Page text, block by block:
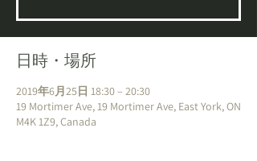
日時・場所
2019年6月25日 18:30 – 20:30
19 Mortimer Ave, 19 Mortimer Ave, East York, ON
M4K 1Z9, Canada